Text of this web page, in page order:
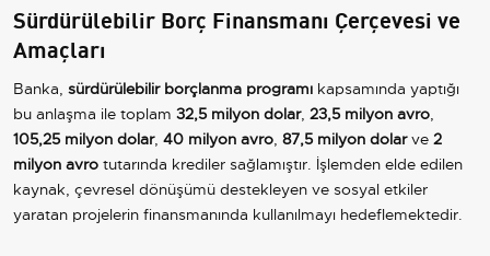
Sürdürülebilir Borç Finansmanı Çerçevesi ve
Amaçları
Banka, sürdürülebilir borçlanma programı kapsamında yaptığı
bu anlaşma ile toplam 32,5 milyon dolar, 23,5 milyon avro,
105,25 milyon dolar, 40 milyon avro, 87,5 milyon dolarve 2
milyon avro tutarında krediler sağlamıştır. İşlemden elde edilen
kaynak, çevresel dönüşümü destekleyen ve sosyal etkiler
yaratan projelerin finansmanında kullanılmayı hedeflemektedir.